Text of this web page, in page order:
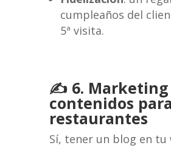
cumpleaños del
5ª visita.
✍️ 6. Marketing
contenidos para
restaurantes
Sí, tener un blog en tu